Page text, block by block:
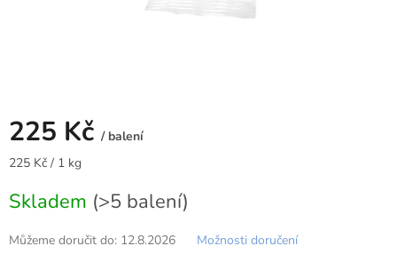
225 Kč / balení
Měrná
225 Kč / 1 kg
Skladem (>5 balení)
Můžeme doručit do: 12.8.2026 Možnosti doručení